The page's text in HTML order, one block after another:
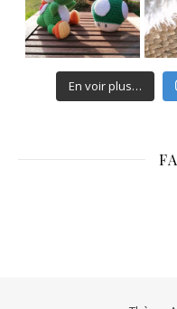
En voir plus…